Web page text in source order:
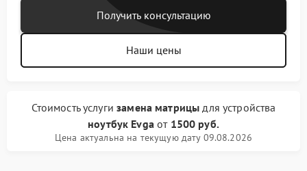
Получить консультацию
Наши цены
Стоимость услугизамена матрицы для устройства
ноутбук Evga от 1500 руб.
Цена актуальна на текущую дату 09.08.2026